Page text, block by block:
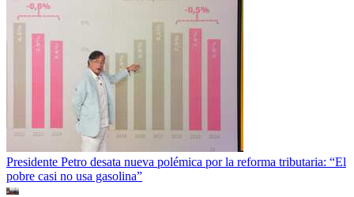
Presidente Petro desata nueva polémica por la reforma tributaria: “El
pobre casi no usa gasolina”